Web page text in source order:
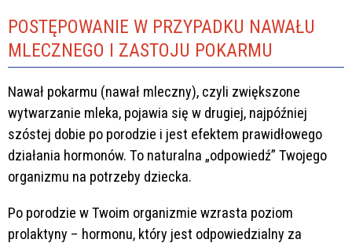
POSTĘPOWANIE W PRZYPADKU NAWAŁU
MLECZNEGO I ZASTOJU POKARMU
Nawał pokarmu (nawał mleczny), czyli zwiększone
wytwarzanie mleka, pojawia się w drugiej, najpóźniej
szóstej dobie po porodzie i jest efektem prawidłowego
działania hormonów. To naturalna „odpowiedź” Twojego
organizmu na potrzeby dziecka.
Po porodzie w Twoim organizmie wzrasta poziom
prolaktyny – hormonu, który jest odpowiedzialny za